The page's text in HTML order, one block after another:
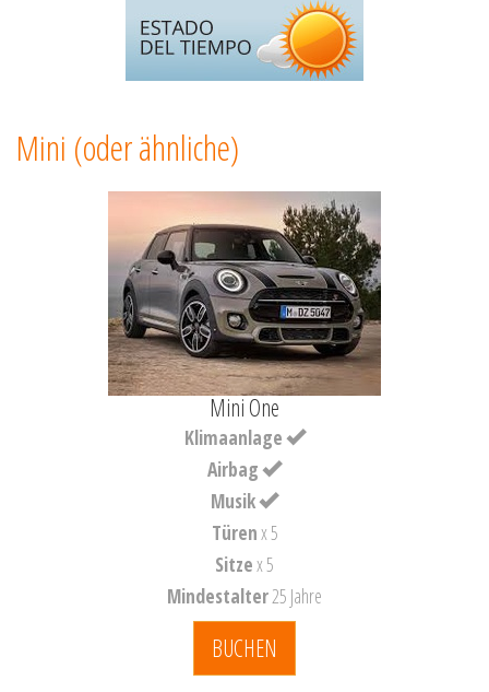
Mini (oder ähnliche)
Mini One
Klimaanlage
Airbag
Musik
Türenx 5
Sitzex 5
Mindestalter25 Jahre
BUCHEN